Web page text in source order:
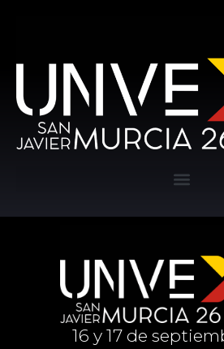
16 y 17 de